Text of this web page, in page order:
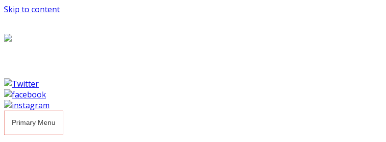
Skip to content
Primary Menu